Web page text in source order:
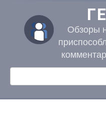
контенту
Обзоры
Поиск: